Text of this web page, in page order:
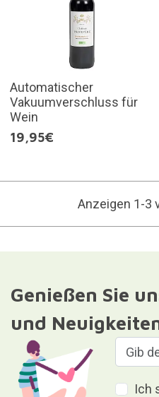
Automatischer
Vakuumverschluss für
Wein
19,95€
Anzeigen 1-3
Genießen Sie
und
Ich